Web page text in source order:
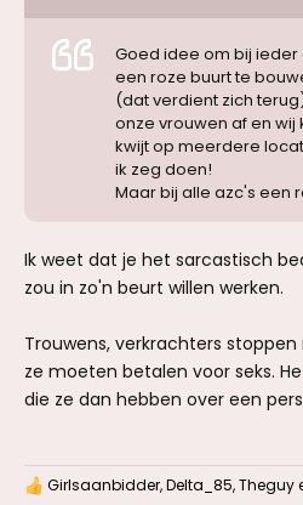
Goed idee om bij
een roze buurt te
(dat verdient zich
onze vrouwen af en wij
kwijt op meerdere
ik zeg doen!
Maar bij alle azc's een
Ik weet dat je het sarcastisch
zou in zo'n beurt willen werken.
Trouwens, verkrachters
ze moeten betalen voor seks.
die ze dan hebben over een
W Girlsaanbidder,Delta_85,Theguy